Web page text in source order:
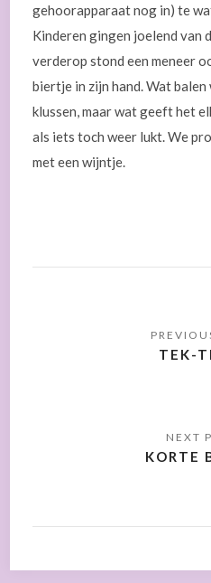
gehoorapparaat nog in) te
Kinderen gingen joelend van
verderop stond een meneer
biertje in zijn hand. Wat
klussen, maar wat geeft het
als iets toch weer lukt. We
met een wijntje.
TEK-
KORTE